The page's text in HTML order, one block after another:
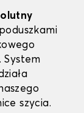
System
szycia.